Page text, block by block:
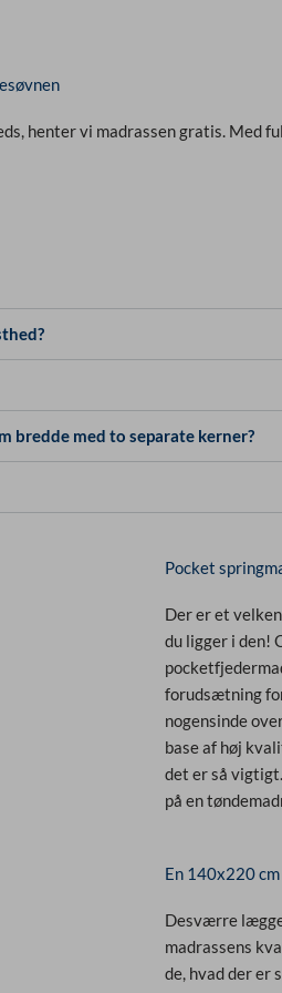
henter vi madrassen gratis. Med
bredde med to separate kerner?
Pocket
Der er et
du ligger i den!
forudsætning
nogensinde
base af høj
det er så
på en
En 140x220
Desværre
madrassens
de, hvad der er